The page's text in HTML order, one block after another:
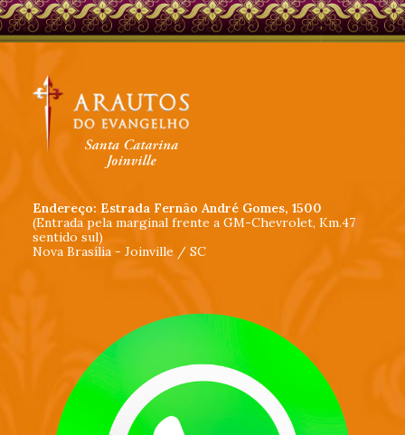
Endereço: Estrada Fernão André Gomes, 1500
(Entrada pela marginal frente a GM-Chevrolet, Km.47
sentido sul)
Nova Brasília - Joinville / SC